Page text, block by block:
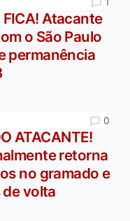
FICA! Atacante
o São Paulo
permanência
0
ATACANTE!
retorna
no gramado e
de volta